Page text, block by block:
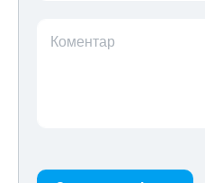
Коментар